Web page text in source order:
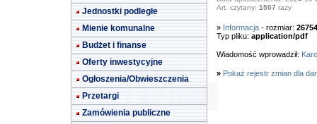
Jednostki podległe
Mienie komunalne
Budżet i finanse
Oferty inwestycyjne
Ogłoszenia/Obwieszczenia
Przetargi
Zamówienia publiczne
Art. czytany: 1507 razy
» Informacja- rozmiar:
Typ pliku: application/pdf
Wiadomość wprowadził:
» Pokaż rejestr zmian dla